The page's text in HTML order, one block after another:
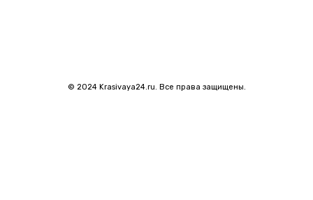
© 2024 Krasivaya24.ru. Все права защищены.